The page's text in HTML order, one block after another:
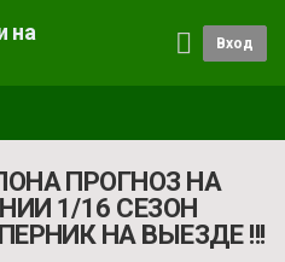
на
Вход
ПРОГНОЗ НА
1/16 СЕЗОН
НА ВЫЕЗДЕ !!!